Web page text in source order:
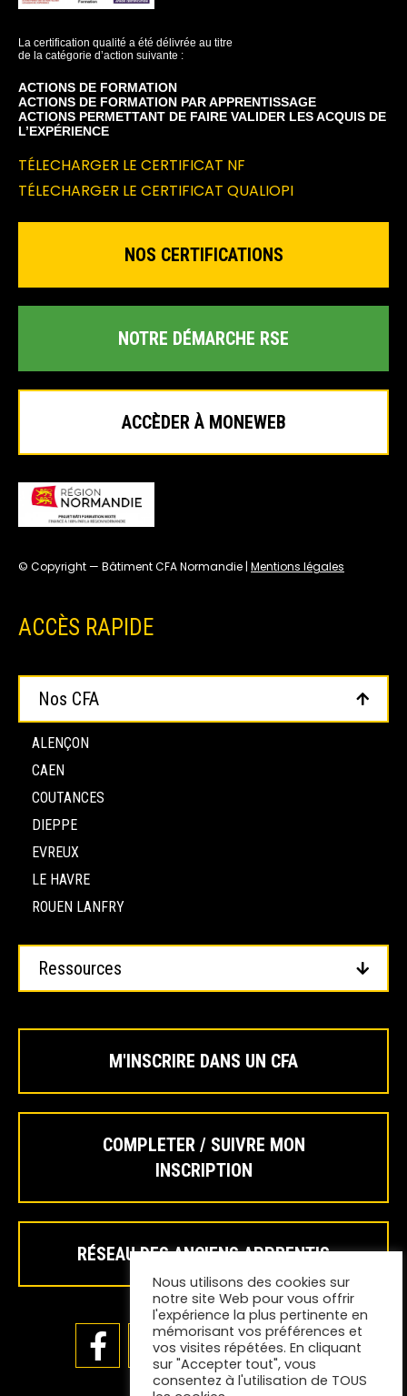
La certification qualité a été délivrée au titre
de la catégorie d’action suivante :
ACTIONS DE FORMATION
ACTIONS DE FORMATION PAR APPRENTISSAGE
ACTIONS PERMETTANT DE FAIRE VALIDER LES ACQUIS DE
L’EXPÉRIENCE
TÉLECHARGER LE CERTIFICAT NF
TÉLECHARGER LE CERTIFICAT QUALIOPI
NOS CERTIFICATIONS
NOTRE DÉMARCHE RSE
ACCÈDER À MONEWEB
© Copyright — Bâtiment CFA Normandie | Mentions légales
ACCÈS RAPIDE
Nos CFA
ALENÇON
CAEN
COUTANCES
DIEPPE
EVREUX
LE HAVRE
ROUEN LANFRY
Ressources
M'INSCRIRE DANS UN CFA
COMPLETER / SUIVRE MON
INSCRIPTION
RÉSEAU DES ANCIENS APPRENTIS
Nous utilisons des cookies sur
notre site Web pour vous offrir
l'expérience la plus pertinente en
mémorisant vos préférences et
vos visites répétées. En cliquant
sur "Accepter tout", vous
consentez à l'utilisation de TOUS